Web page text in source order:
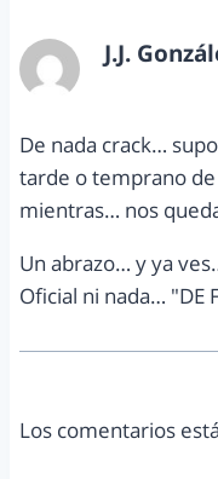
J.J.
De nada crack…
tarde o temprano
mientras… nos
Un abrazo… y ya
Oficial ni nada… "DE
Los comentarios